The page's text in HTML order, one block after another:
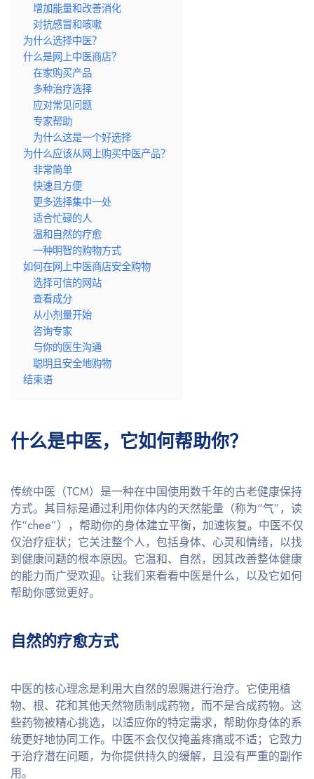
增加能量和改善消化
对抗感冒和咳嗽
为什么选择中医？
什么是网上中医商店？
在家购买产品
多种治疗选择
应对常见问题
专家帮助
为什么这是一个好选择
为什么应该从网上购买中医产品？
非常简单
快速且方便
更多选择集中一处
适合忙碌的人
温和自然的疗愈
一种明智的购物方式
如何在网上中医商店安全购物
选择可信的网站
查看成分
从小剂量开始
咨询专家
与你的医生沟通
聪明且安全地购物
结束语
什么是中医，它如何帮助你？
传统中医（TCM）是一种在中国使用数千年的古老健康保持
方式。其目标是通过利用你体内的天然能量（称为“气”，读
作“chee”），帮助你的身体建立平衡，加速恢复。中医不仅
仅治疗症状；它关注整个人，包括身体、心灵和情绪，以找
到健康问题的根本原因。它温和、自然，因其改善整体健康
的能力而广受欢迎。让我们来看看中医是什么，以及它如何
帮助你感觉更好。
自然的疗愈方式
中医的核心理念是利用大自然的恩赐进行治疗。它使用植
物、根、花和其他天然物质制成药物，而不是合成药物。这
些药物被精心挑选，以适应你的特定需求，帮助你身体的系
统更好地协同工作。中医不会仅仅掩盖疼痛或不适；它致力
于治疗潜在问题，为你提供持久的缓解，且没有严重的副作
用。